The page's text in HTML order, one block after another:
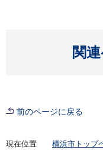
関
前のページに戻る
現在位置 横浜市トップ